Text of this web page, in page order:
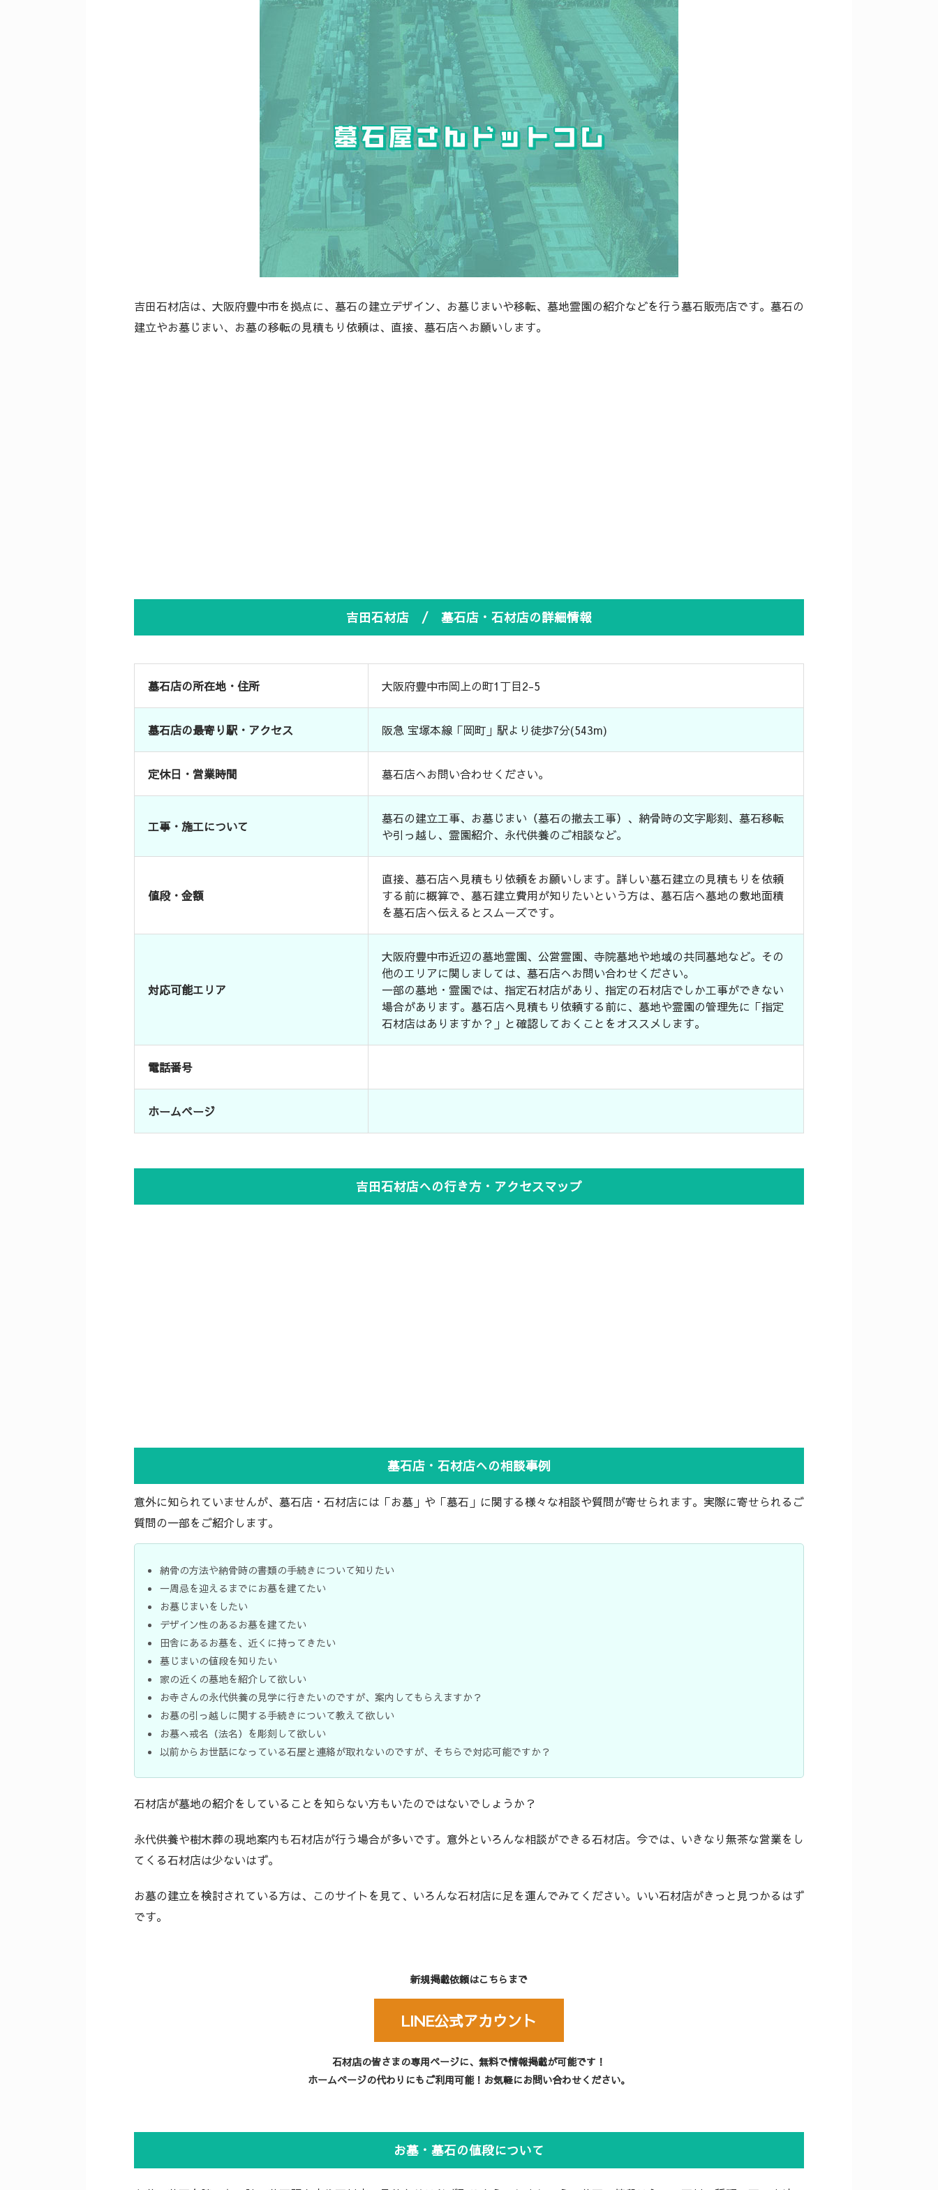
吉田石材店は、大阪府豊中市を拠点に、墓石の建立デザイン、お墓じまいや移転、墓地霊園の紹介などを行う墓石販売店です。墓石の
建立やお墓じまい、お墓の移転の見積もり依頼は、直接、墓石店へお願いします。
吉田石材店 / 墓石店・石材店の詳細情報
墓石店の所在地・住所 大阪府豊中市岡上の町1丁目2-5
墓石店の最寄り駅・アクセス 阪急 宝塚本線「岡町」駅より徒歩7分(543m)
定休日・営業時間 墓石店へお問い合わせください。
工事・施工について
墓石の建立工事、お墓じまい（墓石の撤去工事）、納骨時の文字彫刻、墓石移転
や引っ越し、霊園紹介、永代供養のご相談など。
値段・金額
直接、墓石店へ見積もり依頼をお願いします。詳しい墓石建立の見積もりを依頼
する前に概算で、墓石建立費用が知りたいという方は、墓石店へ墓地の敷地面積
を墓石店へ伝えるとスムーズです。
対応可能エリア
大阪府豊中市近辺の墓地霊園、公営霊園、寺院墓地や地域の共同墓地など。その
他のエリアに関しましては、墓石店へお問い合わせください。
一部の墓地・霊園では、指定石材店があり、指定の石材店でしか工事ができない
場合があります。墓石店へ見積もり依頼する前に、墓地や霊園の管理先に「指定
石材店はありますか？」と確認しておくことをオススメします。
電話番号
ホームページ
吉田石材店への行き方・アクセスマップ
墓石店・石材店への相談事例
意外に知られていませんが、墓石店・石材店には「お墓」や「墓石」に関する様々な相談や質問が寄せられます。実際に寄せられるご
質問の一部をご紹介します。
納骨の方法や納骨時の書類の手続きについて知りたい
一周忌を迎えるまでにお墓を建てたい
お墓じまいをしたい
デザイン性のあるお墓を建てたい
田舎にあるお墓を、近くに持ってきたい
墓じまいの値段を知りたい
家の近くの墓地を紹介して欲しい
お寺さんの永代供養の見学に行きたいのですが、案内してもらえますか？
お墓の引っ越しに関する手続きについて教えて欲しい
お墓へ戒名（法名）を彫刻して欲しい
以前からお世話になっている石屋と連絡が取れないのですが、そちらで対応可能ですか？
石材店が墓地の紹介をしていることを知らない方もいたのではないでしょうか？
永代供養や樹木葬の現地案内も石材店が行う場合が多いです。意外といろんな相談ができる石材店。今では、いきなり無茶な営業をし
てくる石材店は少ないはず。
お墓の建立を検討されている方は、このサイトを見て、いろんな石材店に足を運んでみてください。いい石材店がきっと見つかるはず
です。
新規掲載依頼はこちらまで
LINE公式アカウント
石材店の皆さまの専用ページに、無料で情報掲載が可能です！
ホームページの代わりにもご利用可能！お気軽にお問い合わせください。
お墓・墓石の値段について